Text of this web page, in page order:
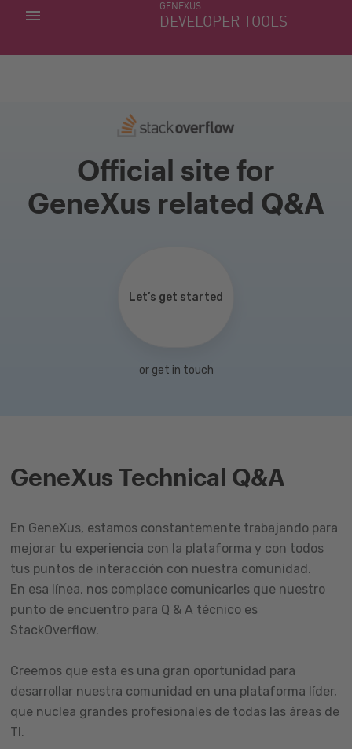
GENEXUS
DEVELOPER TOOLS
MIS APLICACIONES
Official site for
GeneXus related Q&A
Let’s get started
or get in touch
GeneXus Technical Q&A
En GeneXus, estamos constantemente trabajando para
mejorar tu experiencia con la plataforma y con todos
tus puntos de interacción con nuestra comunidad.
En esa línea, nos complace comunicarles que nuestro
punto de encuentro para Q & A técnico es
StackOverflow.
Creemos que esta es una gran oportunidad para
desarrollar nuestra comunidad en una plataforma líder,
que nuclea grandes profesionales de todas las áreas de
TI.